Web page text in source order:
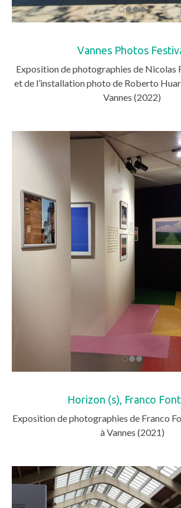
Vannes Photos
Exposition de photographies de Nicolas
et de l’installation photo de Roberto
Vannes (2022)
Horizon (s), Franco
Exposition de photographies de Franco
à Vannes (2021)